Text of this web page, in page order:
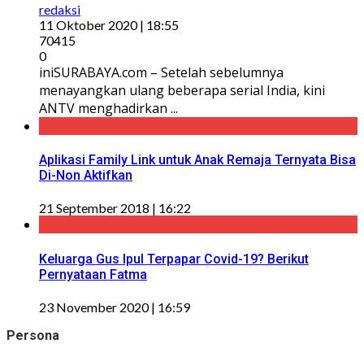
redaksi
11 Oktober 2020 | 18:55
70415
0
iniSURABAYA.com – Setelah sebelumnya
menayangkan ulang beberapa serial India, kini
ANTV menghadirkan ...
Aplikasi Family Link untuk Anak Remaja Ternyata Bisa
Di-Non Aktifkan
21 September 2018 | 16:22
Keluarga Gus Ipul Terpapar Covid-19? Berikut
Pernyataan Fatma
23 November 2020 | 16:59
Persona